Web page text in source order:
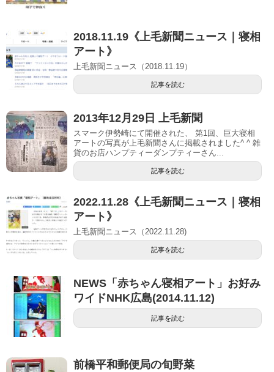
2018.11.19《上毛新聞ニュース｜寝相
アート》
上毛新聞ニュース（2018.11.19）
記事を読む
2013年12月29日 上毛新聞
スマーク伊勢崎にて開催された、 第1回、巨大寝相
アートの写真が上毛新聞さんに掲載されました^ ^ 雑
貨のお店ハンプティーダンプティーさん...
記事を読む
2022.11.28《上毛新聞ニュース｜寝相
アート》
上毛新聞ニュース（2022.11.28)
記事を読む
NEWS「赤ちゃん寝相アート」お好み
ワイドNHK広島(2014.11.12)
記事を読む
前橋平和郵便局の旬野菜